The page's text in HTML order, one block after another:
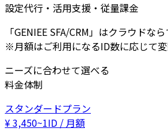
設定代行・活用支援・従量課金
「GENIEE SFA/CRM」はクラウドな
※月額はご利用になるID数に応じて変
ニーズに合わせて選べる
料金体制
スタンダードプラン
¥3,450~1ID / 月額